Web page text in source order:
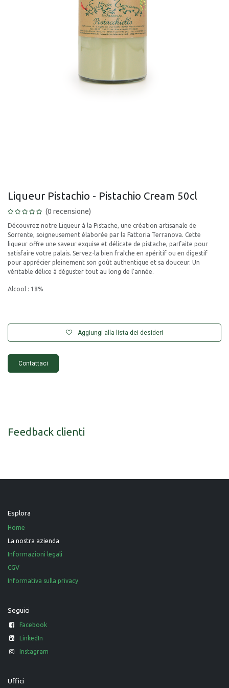
Liqueur Pistachio - Pistachio Cream 50cl
(0 recensione)
Découvrez notre Liqueur à la Pistache, une création artisanale de
Sorrente, soigneusement élaborée par la Fattoria Terranova. Cette
liqueur offre une saveur exquise et délicate de pistache, parfaite pour
satisfaire votre palais. Servez-la bien fraîche en apéritif ou en digestif
pour apprécier pleinement son goût authentique et sa douceur. Un
véritable délice à déguster tout au long de l'année.
Alcool : 18%
Aggiungi alla lista dei desideri
Contattaci
Feedback clienti
Esplora
Home
La nostra azienda
Informazioni legali
CGV
Informativa sulla privacy
Seguici
Facebook
LinkedIn
Instagram
Uffici